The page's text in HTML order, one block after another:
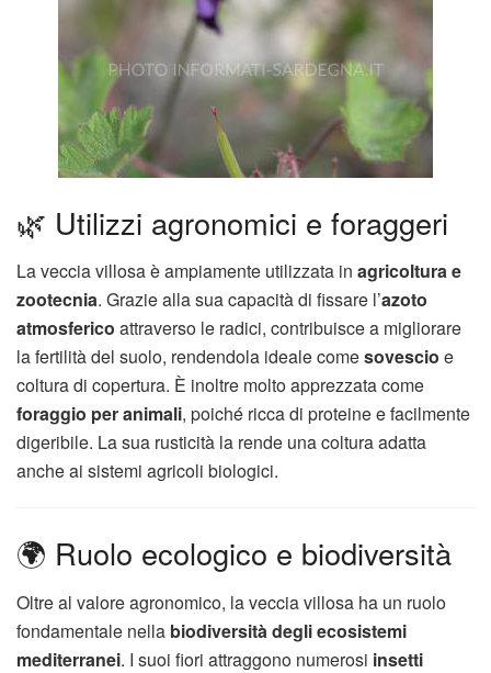
🌿 Utilizzi agronomici e foraggeri
La veccia villosa è ampiamente utilizzata in agricoltura e
zootecnia. Grazie alla sua capacità di fissare l’azoto
atmosferico attraverso le radici, contribuisce a migliorare
la fertilità del suolo, rendendola ideale comesovescio e
coltura di copertura. È inoltre molto apprezzata come
foraggio per animali, poiché ricca di proteine e facilmente
digeribile. La sua rusticità la rende una coltura adatta
anche ai sistemi agricoli biologici.
🌍 Ruolo ecologico e biodiversità
Oltre al valore agronomico, la veccia villosa ha un ruolo
fondamentale nella biodiversità degli ecosistemi
mediterranei. I suoi fiori attraggono numerosi insetti